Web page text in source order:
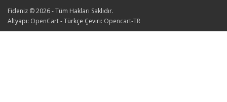
Fideniz © 2026 - Tüm Hakları Saklıdır.
Altyapı: OpenCart- Türkçe Çeviri: Opencart-TR